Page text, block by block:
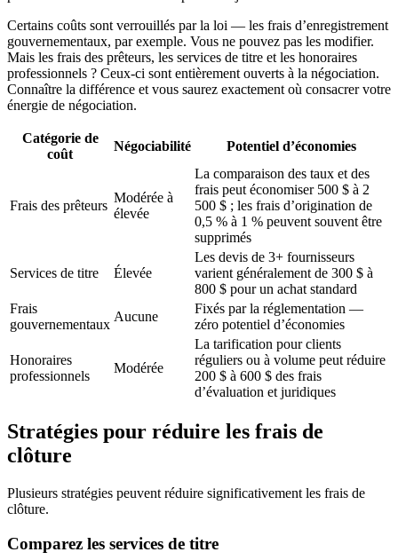
Certains coûts sont verrouillés par la loi — les frais d’enregistrement
gouvernementaux, par exemple. Vous ne pouvez pas les modifier.
Mais les frais des prêteurs, les services de titre et les honoraires
professionnels ? Ceux-ci sont entièrement ouverts à la négociation.
Connaître la différence et vous saurez exactement où consacrer votre
énergie de négociation.
Catégorie de
coût
Négociabilité Potentiel d’économies
Frais des prêteurs
Modérée à
élevée
La comparaison des taux et des
frais peut économiser 500 $ à 2
500 $ ; les frais d’origination de
0,5 % à 1 % peuvent souvent être
supprimés
Services de titre Élevée
Les devis de 3+ fournisseurs
varient généralement de 300 $ à
800 $ pour un achat standard
Frais
gouvernementaux
Aucune
Fixés par la réglementation —
zéro potentiel d’économies
Honoraires
professionnels
Modérée
La tarification pour clients
réguliers ou à volume peut réduire
200 $ à 600 $ des frais
d’évaluation et juridiques
Stratégies pour réduire les frais de
clôture
Plusieurs stratégies peuvent réduire significativement les frais de
clôture.
Comparez les services de titre